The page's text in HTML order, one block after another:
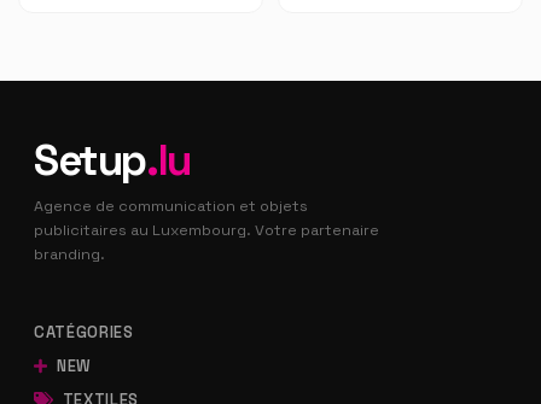
Setup.lu
Agence de communication et objets
publicitaires au Luxembourg. Votre partenaire
branding.
CATÉGORIES
NEW